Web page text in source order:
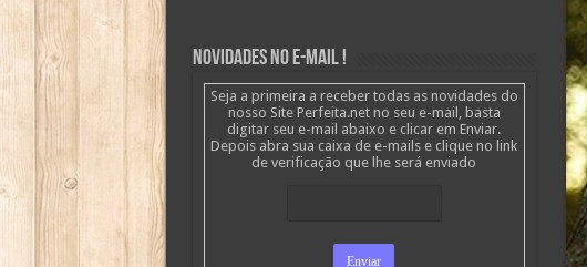
Novidades no E-mail !
Seja a primeira a receber todas as novidades do
nosso Site Perfeita.net no seu e-mail, basta
digitar seu e-mail abaixo e clicar em Enviar.
Depois abra sua caixa de e-mails e clique no link
de verificação que lhe será enviado